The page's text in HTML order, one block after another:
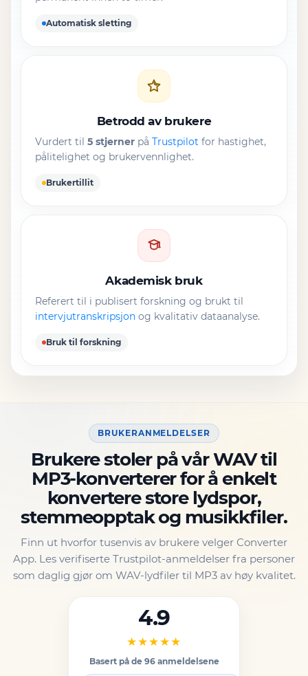
Automatisk sletting
Betrodd av brukere
Vurdert til 5 stjerner på Trustpilot for hastighet,
pålitelighet og brukervennlighet.
Brukertillit
Akademisk bruk
Referert til i publisert forskning og brukt til
intervjutranskripsjon og kvalitativ dataanalyse.
Bruk til forskning
BRUKERANMELDELSER
Brukere stoler på vår WAV til
MP3-konverterer for å enkelt
konvertere store lydspor,
stemmeopptak og musikkfiler.
Finn ut hvorfor tusenvis av brukere velger Converter
App. Les verifiserte Trustpilot-anmeldelser fra personer
som daglig gjør om WAV-lydfiler til MP3 av høy kvalitet.
4.9
★★★★★
Basert på de 96 anmeldelsene